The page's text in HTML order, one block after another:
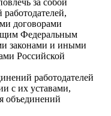
за собой
договорами
Федеральным
законами и иными
Российской
работодателей
с их уставами,
объединений